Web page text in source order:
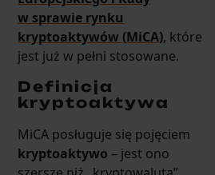
w sprawie rynku
kryptoaktywów (MiCA), które
jest już w pełni stosowane.
Definicja
kryptoaktywa
MiCA posługuje się pojęciem
kryptoaktywo – jest ono